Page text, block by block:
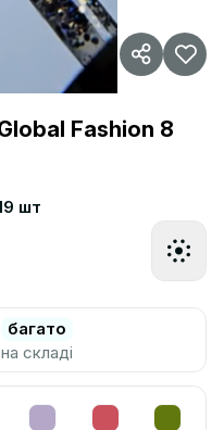
Fashion 8
шт
багато
на складі